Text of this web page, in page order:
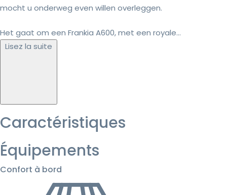
mocht u onderweg even willen overleggen.
Het gaat om een Frankia A600, met een royale...
Lisez la suite
Caractéristiques
Équipements
Confort à bord